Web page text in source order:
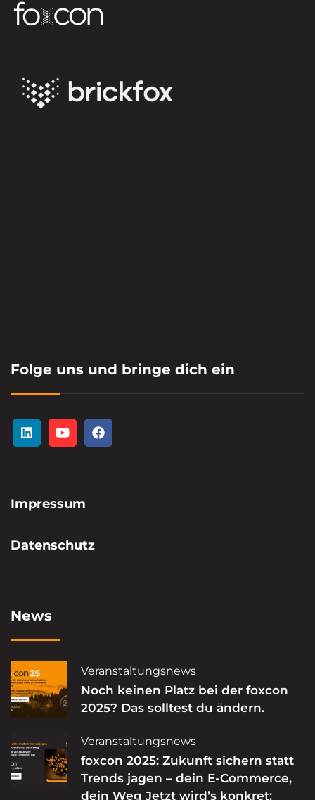
Folge uns und bringe dich ein
Impressum
Datenschutz
News
Veranstaltungsnews
Noch keinen Platz bei der foxcon
2025? Das solltest du ändern.
Veranstaltungsnews
foxcon 2025: Zukunft sichern statt
Trends jagen – dein E-Commerce,
dein Weg Jetzt wird’s konkret: